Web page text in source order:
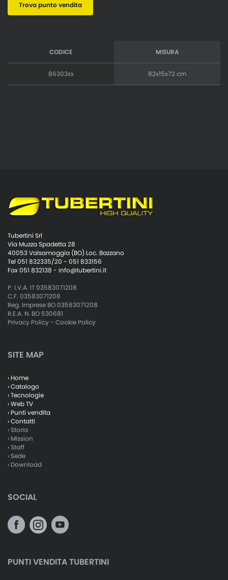
Trova punto vendita
CODICE MISURA
86303xx 82x15x72 cm
Tubertini Srl
Via Muzza Spadetta 28
40053 Valsamoggia (BO) Loc. Bazzano
Tel 051 832335/20 - 051 833156
Fax 051 832138 - info@tubertini.it
P. I.V.A. IT 03583071208
C.F. 03583071208
Reg. Imprese BO 03583071208
R.E.A. N. BO 530681
Privacy Policy- Cookie Policy
SITE MAP
› Home
› Catalogo
› Tecnologie
› Web TV
› Punti vendita
› Contatti
› Storia
› Mission
› Staff
› Sede
› Download
SOCIAL
PUNTI VENDITA TUBERTINI